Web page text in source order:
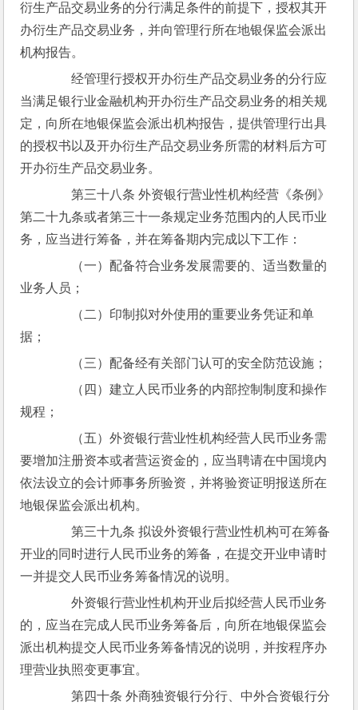
衍生产品交易业务的分行满足条件的前提下，授权其开
办衍生产品交易业务，并向管理行所在地银保监会派出
机构报告。
经管理行授权开办衍生产品交易业务的分行应
当满足银行业金融机构开办衍生产品交易业务的相关规
定，向所在地银保监会派出机构报告，提供管理行出具
的授权书以及开办衍生产品交易业务所需的材料后方可
开办衍生产品交易业务。
第三十八条 外资银行营业性机构经营《条例》
第二十九条或者第三十一条规定业务范围内的人民币业
务，应当进行筹备，并在筹备期内完成以下工作：
（一）配备符合业务发展需要的、适当数量的
业务人员；
（二）印制拟对外使用的重要业务凭证和单
据；
（三）配备经有关部门认可的安全防范设施；
（四）建立人民币业务的内部控制制度和操作
规程；
（五）外资银行营业性机构经营人民币业务需
要增加注册资本或者营运资金的，应当聘请在中国境内
依法设立的会计师事务所验资，并将验资证明报送所在
地银保监会派出机构。
第三十九条 拟设外资银行营业性机构可在筹备
开业的同时进行人民币业务的筹备，在提交开业申请时
一并提交人民币业务筹备情况的说明。
外资银行营业性机构开业后拟经营人民币业务
的，应当在完成人民币业务筹备后，向所在地银保监会
派出机构提交人民币业务筹备情况的说明，并按程序办
理营业执照变更事宜。
第四十条 外商独资银行分行、中外合资银行分